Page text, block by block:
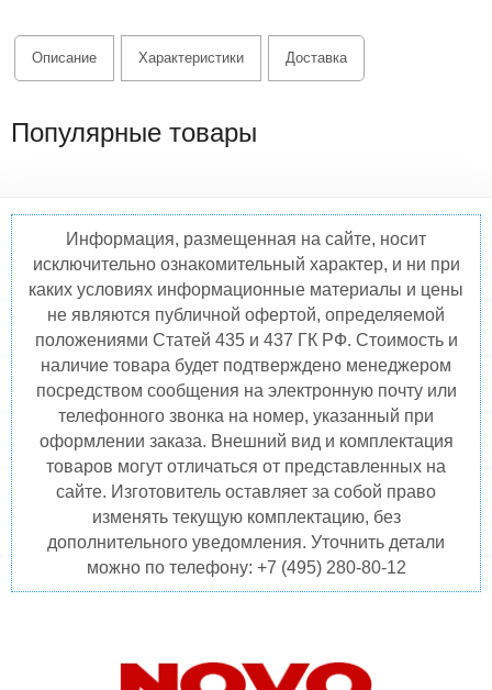
Описание Характеристики Доставка
Популярные товары
Информация, размещенная на сайте, носит
исключительно ознакомительный характер, и ни при
каких условиях информационные материалы и цены
не являются публичной офертой, определяемой
положениями Статей 435 и 437 ГК РФ. Стоимость и
наличие товара будет подтверждено менеджером
посредством сообщения на электронную почту или
телефонного звонка на номер, указанный при
оформлении заказа. Внешний вид и комплектация
товаров могут отличаться от представленных на
сайте. Изготовитель оставляет за собой право
изменять текущую комплектацию, без
дополнительного уведомления. Уточнить детали
можно по телефону: +7 (495) 280-80-12